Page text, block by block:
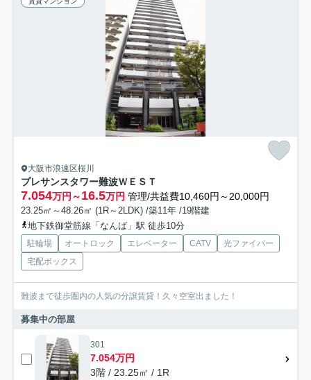
大阪市浪速区桜川
プレサンスタワー難波ＷＥＳＴ
7.054万円～16.5万円 管理/共益費10,460円～20,000円
23.25㎡～48.26㎡ (1R～2LDK) /築11年 /19階建
地下鉄御堂筋線「なんば」駅 徒歩10分
駐輪場 オートロック エレベーター CATV
光ファイバー
宅配ボックス
難波まで徒歩圏内の人気の分譲賃貸！久々空室出ました！
募集中の部屋
301
7.054万円
3階 / 23.25㎡ / 1R